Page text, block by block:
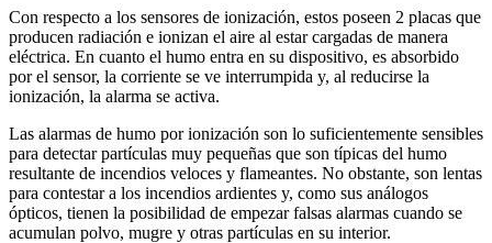
Con respecto a los sensores de ionización, estos poseen 2 placas que
producen radiación e ionizan el aire al estar cargadas de manera
eléctrica. En cuanto el humo entra en su dispositivo, es absorbido
por el sensor, la corriente se ve interrumpida y, al reducirse la
ionización, la alarma se activa.
Las alarmas de humo por ionización son lo suficientemente sensibles
para detectar partículas muy pequeñas que son típicas del humo
resultante de incendios veloces y flameantes. No obstante, son lentas
para contestar a los incendios ardientes y, como sus análogos
ópticos, tienen la posibilidad de empezar falsas alarmas cuando se
acumulan polvo, mugre y otras partículas en su interior.